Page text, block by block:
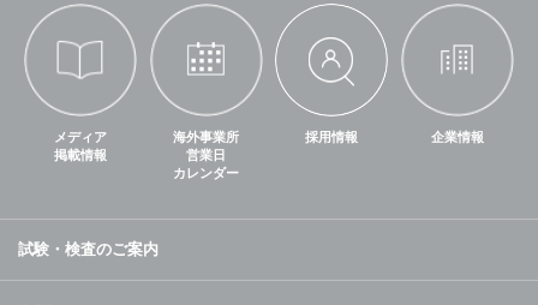
メディア
掲載情報
海外事業所
営業日
カレンダー
採用情報 企業情報
試験・検査のご案内